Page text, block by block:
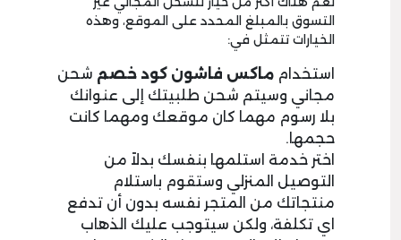
التسوق بالمبلغ المحدد على الموقع، وهذه
الخيارات تتمثل في:
استخدام ماكس فاشون كود خصم شحن
مجاني وسيتم شحن طلبيتك إلى عنوانك
بلا رسوم مهما كان موقعك ومهما كانت
حجمها.
اختر خدمة استلمها بنفسك بدلاً من
التوصيل المنزلي وستقوم باستلام
منتجاتك من المتجر نفسه بدون أن تدفع
اي تكلفة، ولكن سيتوجب عليك الذهاب